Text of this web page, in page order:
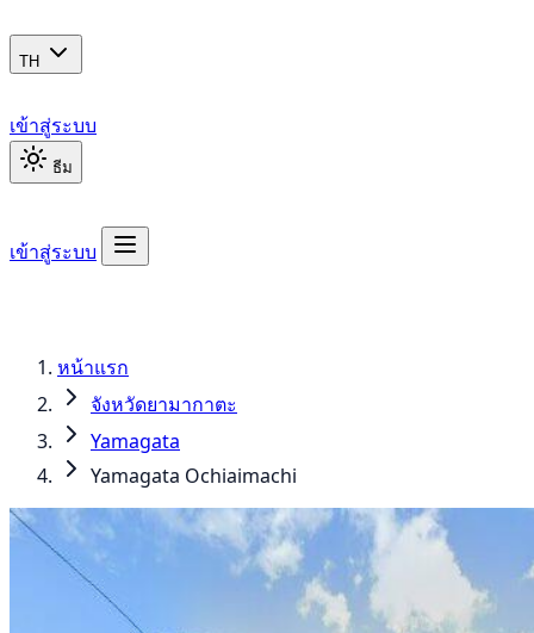
TH
เข้าสู่ระบบ
ธีม
เข้าสู่ระบบ
หน้าแรก
จังหวัดยามากาตะ
Yamagata
Yamagata Ochiaimachi